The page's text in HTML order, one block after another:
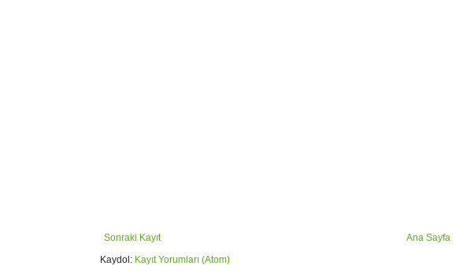
Sonraki Kayıt
Ana Sayfa
Kaydol: Kayıt Yorumları (Atom)